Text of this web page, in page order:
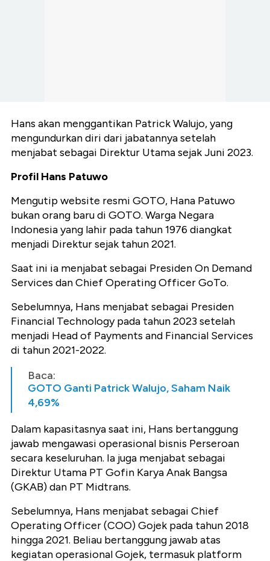
Hans akan menggantikan Patrick Walujo, yang
mengundurkan diri dari jabatannya setelah
menjabat sebagai Direktur Utama sejak Juni 2023.
Profil Hans Patuwo
Mengutip website resmi GOTO, Hana Patuwo
bukan orang baru di GOTO. Warga Negara
Indonesia yang lahir pada tahun 1976 diangkat
menjadi Direktur sejak tahun 2021.
Saat ini ia menjabat sebagai Presiden On Demand
Services dan Chief Operating Officer GoTo.
Sebelumnya, Hans menjabat sebagai Presiden
Financial Technology pada tahun 2023 setelah
menjadi Head of Payments and Financial Services
di tahun 2021-2022.
Baca:
GOTO Ganti Patrick Walujo, Saham Naik
4,69%
Dalam kapasitasnya saat ini, Hans bertanggung
jawab mengawasi operasional bisnis Perseroan
secara keseluruhan. Ia juga menjabat sebagai
Direktur Utama PT Gofin Karya Anak Bangsa
(GKAB) dan PT Midtrans.
Sebelumnya, Hans menjabat sebagai Chief
Operating Officer (COO) Gojek pada tahun 2018
hingga 2021. Beliau bertanggung jawab atas
kegiatan operasional Gojek, termasuk platform